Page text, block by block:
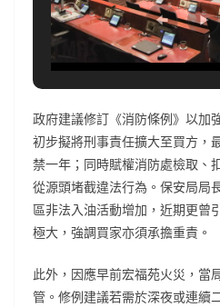
政府建議修訂《消防條例》以加
初步擬將刑事責任擴大至買方，
禁一年；同時賦權消防處檢取、
從源頭堵截違法行為。保安局局
區非法入油活動增加，近期更曾
極大，強調買家亦須承擔重責。
此外，因應早前宏福苑火災，當
管。修例建議若需於深夜或連續